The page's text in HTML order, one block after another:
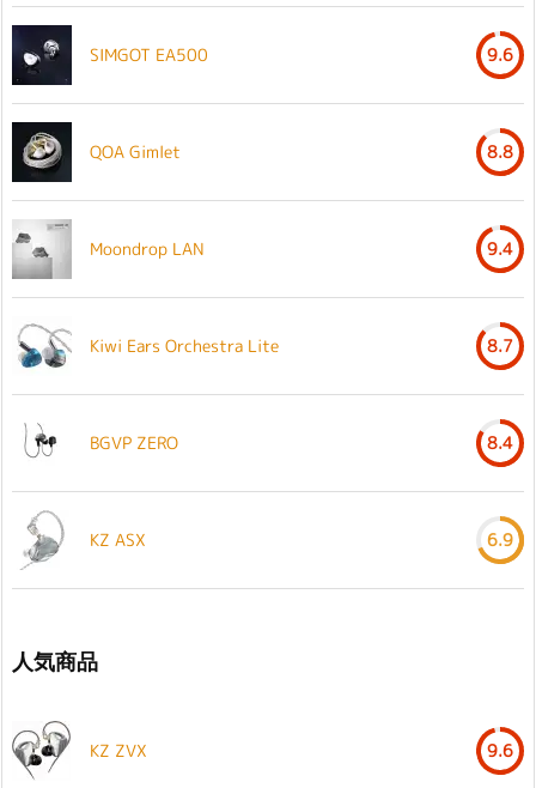
SIMGOT EA500 9.6
QOA Gimlet 8.8
Moondrop LAN 9.4
Kiwi Ears Orchestra Lite 8.7
BGVP ZERO 8.4
KZ ASX 6.9
人気商品
KZ ZVX 9.6